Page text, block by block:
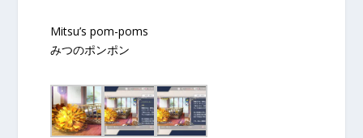
Mitsu’s pom-poms
みつのポンポン